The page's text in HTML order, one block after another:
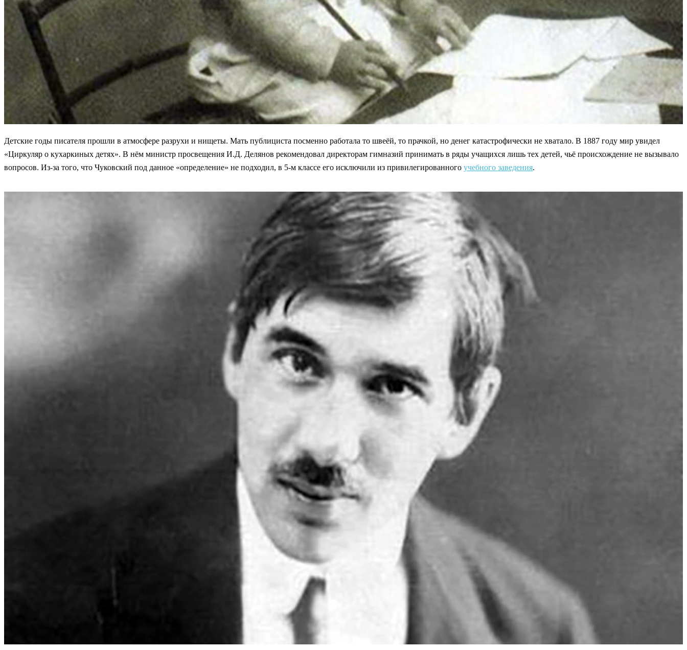
Детские годы писателя прошли в атмосфере разрухи и нищеты. Мать публициста посменно работала то швеёй, то прачкой, но денег катастрофически не хватало. В 1887 году мир увидел
«Циркуляр о кухаркиных детях». В нём министр просвещения И.Д. Делянов рекомендовал директорам гимназий принимать в ряды учащихся лишь тех детей, чьё происхождение не вызывало
вопросов. Из-за того, что Чуковский под данное «определение» не подходил, в 5-м классе его исключили из привилегированного учебного заведения.